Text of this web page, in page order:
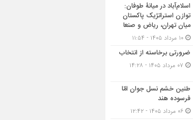
اسلام‌آباد در میانۀ طوفان:
توازن استراتژیک پاکستان
میان تهران، ریاض و صنعا
ضرورتی برخاسته از انتخاب
طنین خشم نسل جوان امّا
فرسوده هند